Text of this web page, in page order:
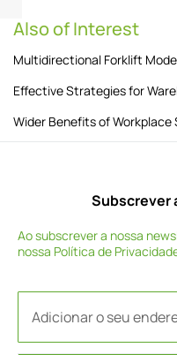
Also of Interest
Multidirectional Forklift
Effective Strategies for
Wider Benefits of Workplace
Subscrever
Ao subscrever a nossa
nossa Política de